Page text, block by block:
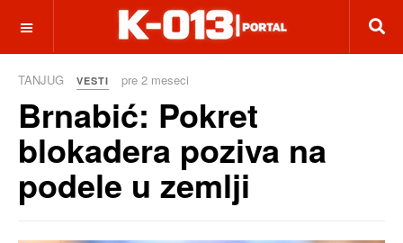
OFF CANVAS
TANJUG VESTI pre 2 meseci
Brnabić: Pokret
blokadera poziva na
podele u zemlji